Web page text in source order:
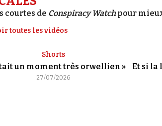
courtes de Conspiracy Watchpour
toutes les vidéos
Shorts
un moment très orwellien »
27/07/2026
Et si la